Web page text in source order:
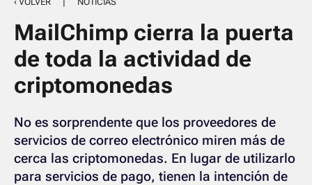
MailChimp cierra la puerta
de toda la actividad de
criptomonedas
No es sorprendente que los proveedores de
servicios de correo electrónico miren más de
cerca las criptomonedas. En lugar de utilizarlo
para servicios de pago, tienen la intención de